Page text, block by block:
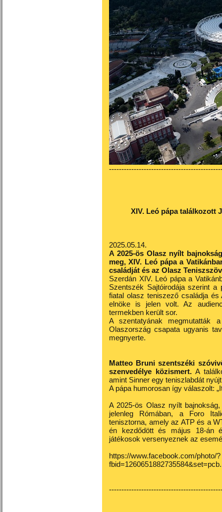
XIV. Leó pápa találkozott
2025.05.14.
A 2025-ös Olasz nyílt
meg, XIV. Leó pápa a
családját és az Olasz
Szerdán XIV. Leó pápa a
Szentszék Sajtóirodája szerint
fiatal olasz teniszező családja
elnöke is jelen volt. Az
termekben került sor.
A szentatyának megmutatták
Olaszország csapata ugyanis
megnyerte.
Matteo Bruni szentszéki
szenvedélye közismert. A
amint Sinner egy teniszlabdát
A pápa humorosan így válaszolt:
A 2025-ös Olasz nyílt bajnokság,
jelenleg Rómában, a Foro
tenisztorna, amely az ATP és a
én kezdődött és május 18-án
játékosok versenyeznek az
https://www.facebook.com/photo/?